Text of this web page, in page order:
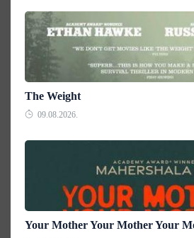
The Weight
09.08.2026.
Your Mother Your Mother Your